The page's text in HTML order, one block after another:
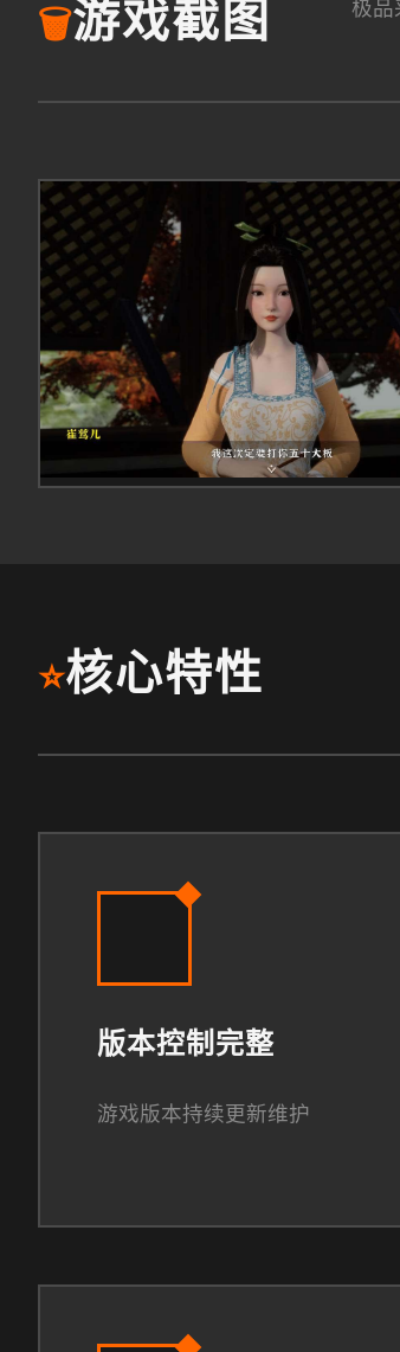
🗑️游戏截图
极品
⭐核心特性
版本控制完整
游戏版本持续更新维护